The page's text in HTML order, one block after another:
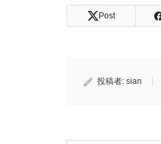
Post
投稿者: sian